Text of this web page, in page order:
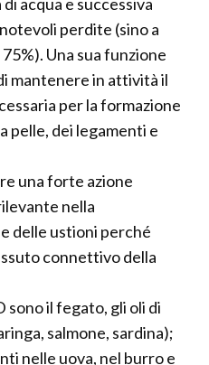
perdite (sino a
Una sua funzione
mantenere in attività il
per la formazione
pelle, dei legamenti e
una forte azione
nella
delle ustioni perché
connettivo della
sono il fegato, gli oli di
salmone, sardina);
nelle uova, nel burro e